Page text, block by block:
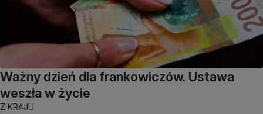
Ważny dzień dla frankowiczów. Ustawa
weszła w życie
Z KRAJU